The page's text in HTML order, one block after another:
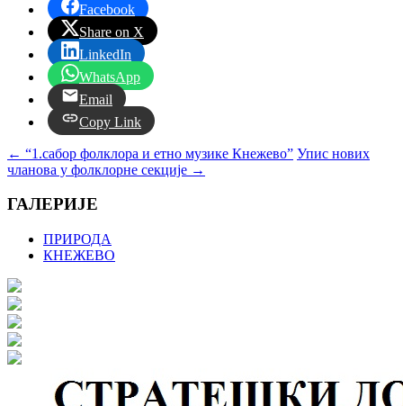
Facebook
Share on X
LinkedIn
WhatsApp
Email
Copy Link
← “1.сабор фолклора и етно музике Кнежево” Упис нових
чланова у фолклорне секције →
ГАЛЕРИЈЕ
ПРИРОДА
КНЕЖЕВО